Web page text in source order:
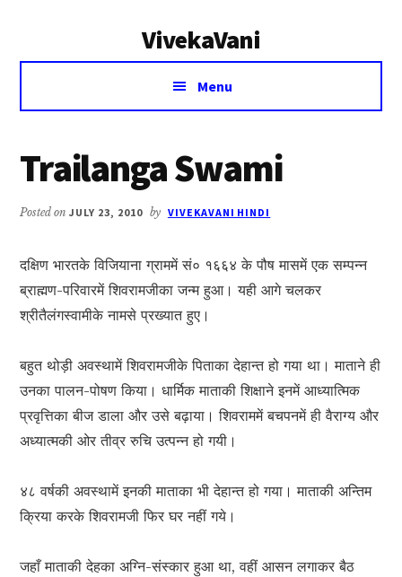
VivekaVani
Voice
Vivekananda
Menu
Trailanga Swami
Posted onJULY 23, 2010 by VIVEKAVANI HINDI
दक्षिण भारतके विजियाना ग्राममें सं० १६६४ के पौष मासमें एक सम्पन्न
ब्राह्मण-परिवारमें शिवरामजीका जन्म हुआ। यही आगे चलकर
श्रीतैलंगस्वामीके नामसे प्रख्यात हुए।
बहुत थोड़ी अवस्थामें शिवरामजीके पिताका देहान्त हो गया था। माताने ही
उनका पालन-पोषण किया। धार्मिक माताकी शिक्षाने इनमें आध्यात्मिक
प्रवृत्तिका बीज डाला और उसे बढ़ाया। शिवराममें बचपनमें ही वैराग्य और
अध्यात्मकी ओर तीव्र रुचि उत्पन्न हो गयी।
४८ वर्षकी अवस्थामें इनकी माताका भी देहान्त हो गया। माताकी अन्तिम
क्रिया करके शिवरामजी फिर घर नहीं गये।
जहाँ माताकी देहका अग्नि-संस्कार हुआ था, वहीं आसन लगाकर बैठ